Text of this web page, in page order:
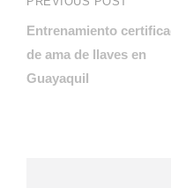
Entrenamiento
de ama de llaves en
Guayaquil